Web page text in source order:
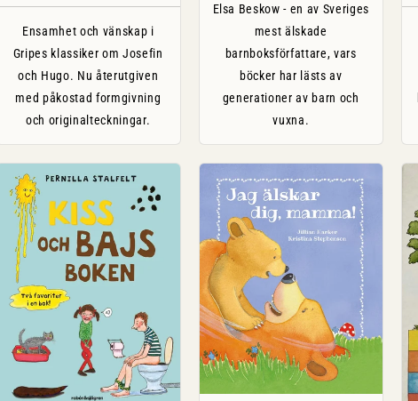
Ensamhet och vänskap i
Gripes klassiker om Josefin
och Hugo. Nu återutgiven
med påkostad formgivning
och originalteckningar.
Elsa Beskow - en av Sveriges
mest älskade
barnboksförfattare, vars
böcker har lästs av
generationer av barn och
vuxna.